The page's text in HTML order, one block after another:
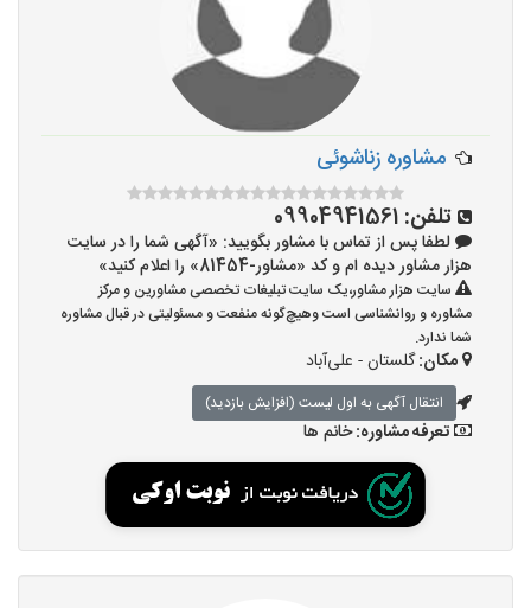
مشاوره زناشوئی
تلفن: 09904941561
لطفا پس از تماس با مشاور بگویید: «آگهی شما را در سایت
هزار مشاور دیده ام و کد «مشاور-81454» را اعلام کنید»
سایت هزار مشاور،یک سایت تبلیغات تخصصی مشاورین و مرکز
مشاوره و روانشناسی است وهیچ‌گونه منفعت و مسئولیتی در قبال مشاوره
شما ندارد.
مکان:گلستان - علی‌آباد
انتقال آگهی به اول لیست (افزایش بازدید)
تعرفه مشاوره:خانم ها